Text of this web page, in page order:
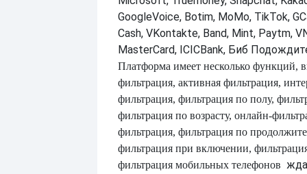
GoogleVoice, Botim, MoMo, TikTok,
Cash, VKontakte, Band, Mint, Paytm,
MasterCard, ICICBank, Биб
Платформа имеет несколько функций,
фильтрация, активная фильтрация,
фильтрация, фильтрация по полу,
фильтрация по возрасту, онлайн-
фильтрация, фильтрация по
фильтрация при включении,
фильтрация мобильных телефонов